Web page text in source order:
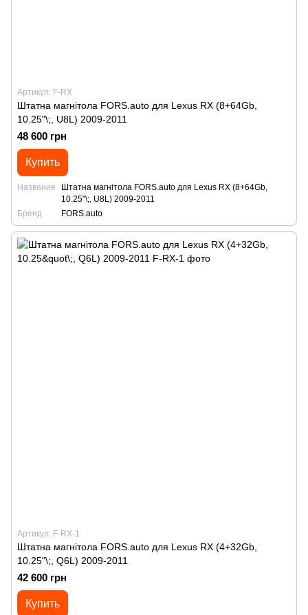
Артикул: F-RX
Штатна магнітола FORS.auto для Lexus RX (8+64Gb,
10.25"\;, U8L) 2009-2011
48 600 грн
Купить
Название
Штатна магнітола FORS.auto для Lexus RX (8+64Gb,
10.25"\;, U8L) 2009-2011
Бренд
FORS.auto
Артикул: F-RX-1
Штатна магнітола FORS.auto для Lexus RX (4+32Gb,
10.25"\;, Q6L) 2009-2011
42 600 грн
Купить